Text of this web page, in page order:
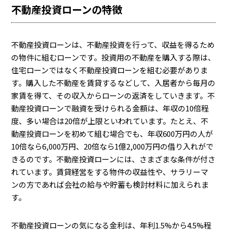
不動産投資ローンの特徴
不動産投資ローンは、不動産投資を行って、収益を得るため
の物件に組むローンです。投資用の不動産を購入する際は、
住宅ローンではなく不動産投資ローンを組む必要がありま
す。購入した不動産を賃貸するなどして、入居者から毎月の
家賃を得て、その収入からローンの返済をしていきます。不
動産投資ローンで融資を受けられる金額は、年収の10倍程
度、多い場合は20倍が上限といわれています。たとえ、不
動産投資ローンを初めて組む場合でも、年収600万円の人が
10倍なら6,000万円、20倍なら1億2,000万円の借り入れがで
きるのです。不動産投資ローンには、さまざまな条件が付さ
れています。賃貸経営をする物件の収益性や、サラリーマ
ンの方であれば会社の給与や貯蓄も検討材料に加えられま
す。
不動産投資ローンの気になる金利は、年利1.5%から4.5%程